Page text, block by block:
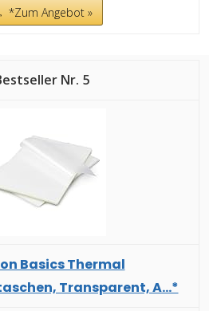
*Zum Angebot »
5
Basics Thermal
Transparent, A...*